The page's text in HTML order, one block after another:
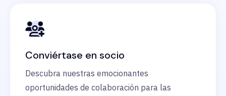
Conviértase en socio
Descubra nuestras emocionantes
oportunidades de colaboración para las